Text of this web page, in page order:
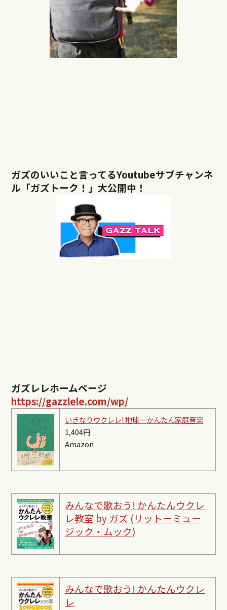
ガズのいいこと言ってるYoutubeサブチャンネ
ル「ガズトーク！」大公開中！
ガズレレホームページ
https://gazzlele.com/wp/
いきなりウクレレ! 地球一かんたん家庭音楽
1,404円
Amazon
みんなで歌おう! かんたんウクレ
レ教室 by ガズ (リットーミュー
ジック・ムック)
みんなで歌おう! かんたんウクレ
レ